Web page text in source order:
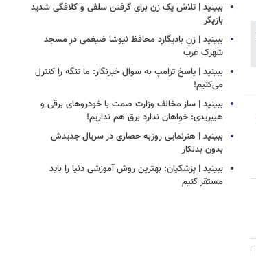
ببینید | تلاش یک زن برای گرفتن سلفی و کلافگی شدید
بازیگر
ببینید | زنِ بادیگارد محافظ نیوشا ضیغمی در مسجد
شهرک غرب
ببینید | پاسخ ترامپ به سوال خبرنگار: ما تنگه را کنترل
می‌کنیم!
ببینید | ساز مخالف وزارت صمت با خودروهای برقی و
هیبریدی: خواهان ندارد برق هم نداریم!
ببینید | هنرنمایی روزبه حصاری در سریال جدیدش
بدون بدلکار
ببینید | پزشکیان: بهترین روش آموزشی دنیا را باید
مستقر کنیم